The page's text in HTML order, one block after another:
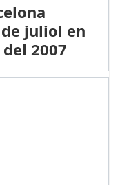
juliol en
2007